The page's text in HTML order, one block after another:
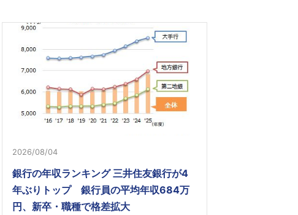
2026/08/04
銀行の年収ランキング 三井住友銀行が4
年ぶりトップ 銀行員の平均年収684万
円、新卒・職種で格差拡大